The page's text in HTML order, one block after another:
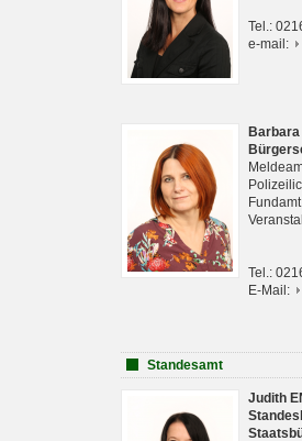
Tel.:
e-mail:
Tel.:
E-Mail:
Standesamt
Judith